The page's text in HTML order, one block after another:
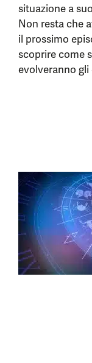
situazione a
Non resta che
il prossimo
scoprire come
evolveranno gli